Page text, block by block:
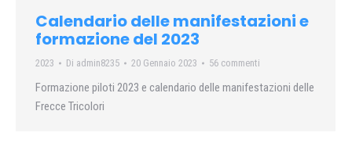
Calendario delle manifestazioni e
formazione del 2023
2023 Di admin8235 20 Gennaio 2023 56 commenti
Formazione piloti 2023 e calendario delle manifestazioni delle
Frecce Tricolori